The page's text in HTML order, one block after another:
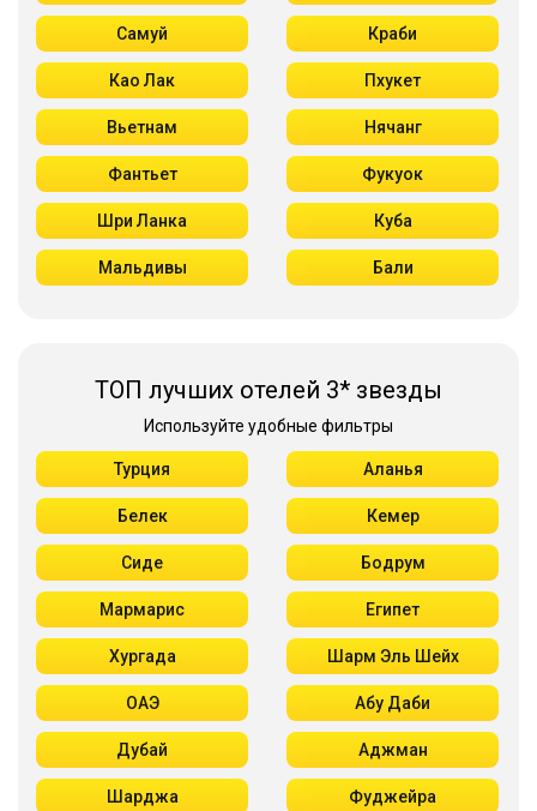
Самуй Краби
Као Лак Пхукет
Вьетнам Нячанг
Фантьет Фукуок
Шри Ланка Куба
Мальдивы Бали
ТОП лучших отелей 3* звезды
Используйте удобные фильтры
Турция Аланья
Белек Кемер
Сиде Бодрум
Мармарис Египет
Хургада Шарм Эль Шейх
ОАЭ Абу Даби
Дубай Аджман
Шарджа Фуджейра